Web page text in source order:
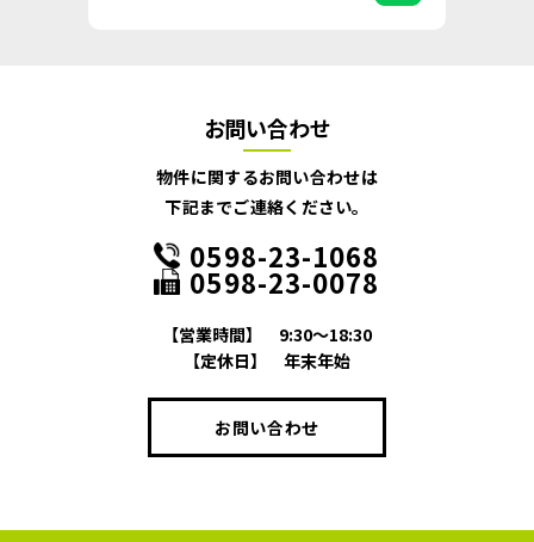
お問い合わせ
物件に関するお問い合わせは
下記までご連絡ください。
0598-23-1068
0598-23-0078
【営業時間】
9:30～18:30
【定休日】
年末年始
お問い合わせ